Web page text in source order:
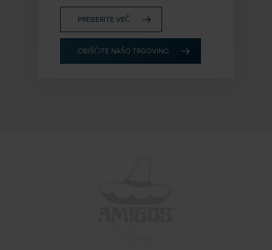
PREBERITE VEČ
OBIŠČITE NAŠO TRGOVINO